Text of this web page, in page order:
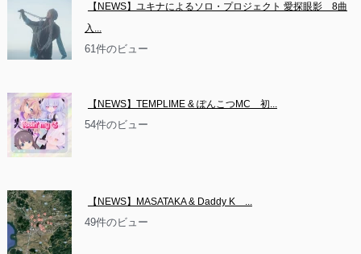
【NEWS】ユキナによるソロ・プロジェクト 愛探眼影　8曲
入...
61件のビュー
【NEWS】TEMPLIME & ぽんこつMC　初...
54件のビュー
【NEWS】MASATAKA & Daddy K　...
49件のビュー